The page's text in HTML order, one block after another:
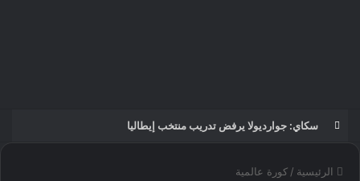
الرئيسية / كورة عالمية